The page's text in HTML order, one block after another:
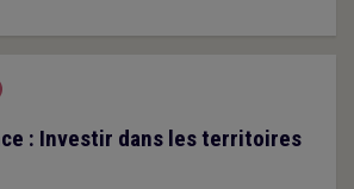
: Investir dans les territoires